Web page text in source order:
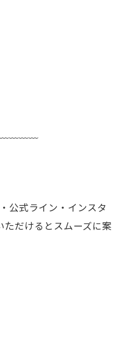
公式ライン・インスタ
ただけるとスムーズに案